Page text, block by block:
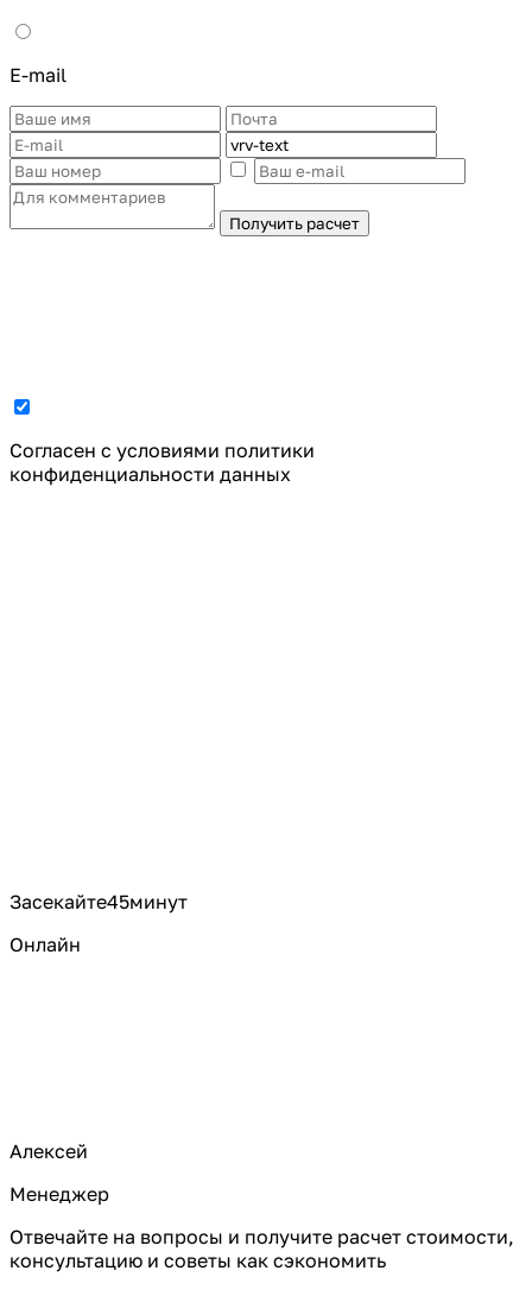
E-mail
Получить расчет
Cогласен с условиями политики
конфиденциальности данных
Засекайте45минут
Онлайн
Алексей
Менеджер
Отвечайте на вопросы и получите расчет стоимости,
консультацию и советы как сэкономить